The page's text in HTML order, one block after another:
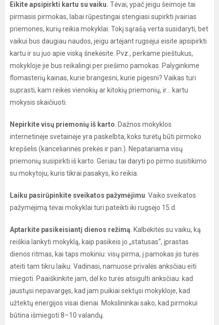
Eikite apsipirkti kartu su vaiku. Tėvai, ypač jeigu šeimoje tai
pirmasis pirmokas, labai rūpestingai stengiasi supirkti įvairias
priemones, kurių reikia mokyklai. Tokį sąrašą verta susidaryti, bet
vaikui bus daugiau naudos, jeigu artėjant rugsėjui eisite apsipirkti
kartu ir su juo apie viską šnekėsite. Pvz., perkame pieštukus,
mokykloje jie bus reikalingi per piešimo pamokas. Palyginkime
flomasterių kainas, kurie brangesni, kurie pigesni? Vaikas turi
suprasti, kam reikės vienokių ar kitokių priemonių, ir… kartu
mokysis skaičiuoti.
Nepirkite visų priemonių iš karto . Dažnos mokyklos
internetinėje svetainėje yra paskelbta, koks turėtų būti pirmoko
krepšelis (kanceliarinės prekės ir pan.). Nepatariama visų
priemonių susipirkti iš karto. Geriau tai daryti po pirmo susitikimo
su mokytoju, kuris tikrai pasakys, ko reikia.
Laiku pasirūpinkite sveikatos pažymėjimu . Vaiko sveikatos
pažymėjimą tėvai mokyklai turi pateikti iki rugsėjo 15 d.
Aptarkite pasikeisiantį dienos režimą . Kalbėkitės su vaiku, ką
reiškia lankyti mokyklą, kaip pasikeis jo „statusas“, įprastas
dienos ritmas, kai taps mokiniu: visų pirma, į pamokas jis turės
ateiti tam tikru laiku. Vadinasi, namuose privalės anksčiau eiti
miegoti. Paaiškinkite jam, dėl ko turės atsigulti anksčiau: kad
jaustųsi nepavargęs, kad jam puikiai sektųsi mokykloje, kad
užtektų energijos visai dienai. Mokslininkai sako, kad pirmokui
būtina išmiegoti 8–10 valandų.